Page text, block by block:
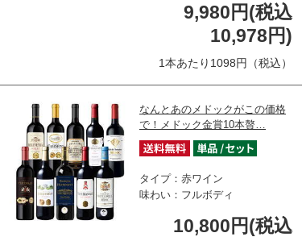
9,980円(税込
10,978円)
1本あたり1098円（税込）
なんとあのメドックがこの価格
で！メドック金賞10本贅…
タイプ：赤ワイン
味わい：フルボディ
10,800円(税込